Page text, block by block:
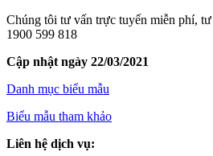
Chúng tôi tư vấn trực tuyến miễn phí,
1900 599 818
Cập nhật ngày 22/03/2021
Danh mục biểu mẫu
Biểu mẫu tham khảo
Liên hệ dịch vụ: